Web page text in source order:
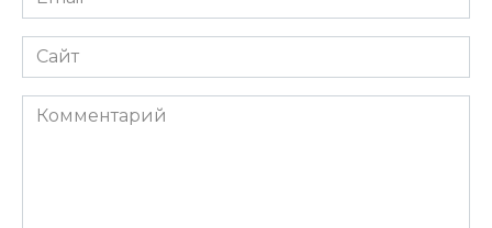
*
Сайт
Комментарий